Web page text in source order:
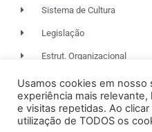
Sistema de Cultura
Legislação
Estrut. Organizacional
© 2026. TODOS OS
Usamos cookies em nosso
experiência mais
e visitas repetidas. Ao
utilização de TODOS os